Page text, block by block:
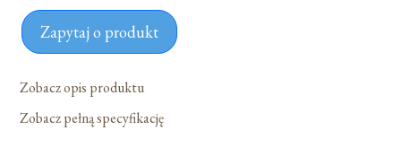
Zapytaj o produkt
Zobacz opis produktu
Zobacz pełną specyfikację